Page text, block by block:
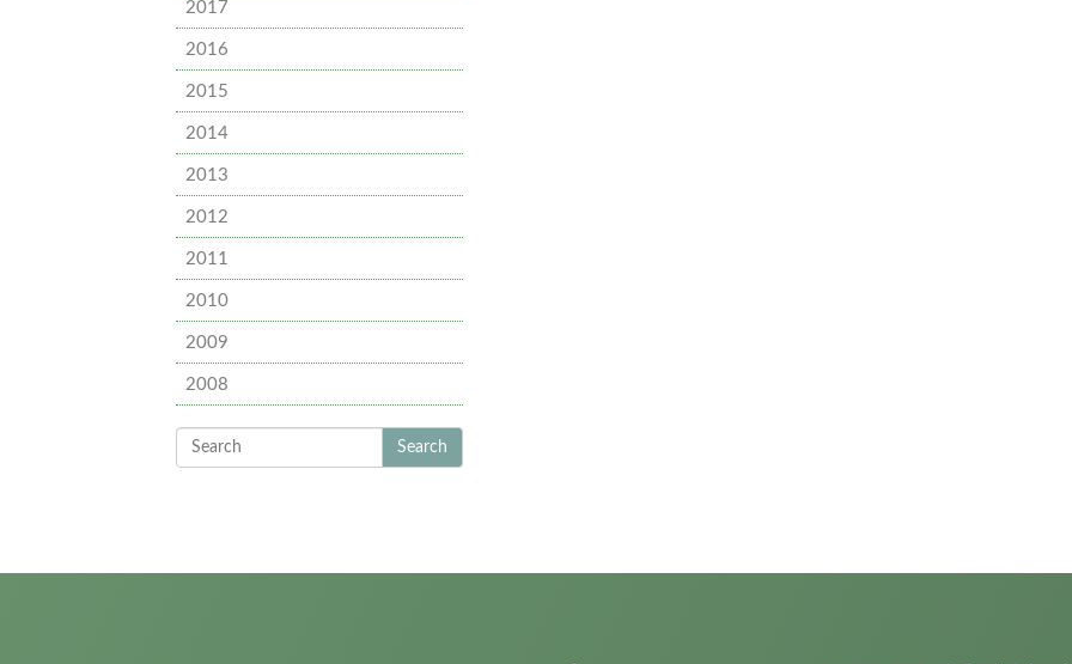
2017
2016
2015
2014
2013
2012
2011
2010
2009
2008
Search